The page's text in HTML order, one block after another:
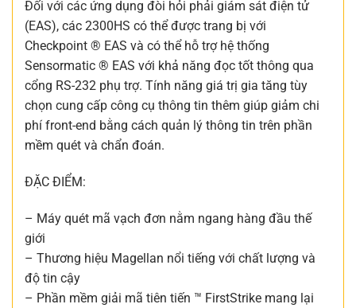
Đối với các ứng dụng đòi hỏi phải giám sát điện tử
(EAS), các 2300HS có thể được trang bị với
Checkpoint ® EAS và có thể hỗ trợ hệ thống
Sensormatic ® EAS với khả năng đọc tốt thông qua
cổng RS-232 phụ trợ. Tính năng giá trị gia tăng tùy
chọn cung cấp công cụ thông tin thêm giúp giảm chi
phí front-end bằng cách quản lý thông tin trên phần
mềm quét và chẩn đoán.
ĐẶC ĐIỂM:
– Máy quét mã vạch đơn nằm ngang hàng đầu thế
giới
– Thương hiệu Magellan nổi tiếng với chất lượng và
độ tin cậy
– Phần mềm giải mã tiên tiến ™ FirstStrike mang lại